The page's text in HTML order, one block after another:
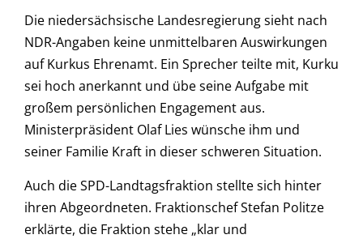
Die niedersächsische Landesregierung sieht nach
NDR-Angaben keine unmittelbaren Auswirkungen
auf Kurkus Ehrenamt. Ein Sprecher teilte mit, Kurku
sei hoch anerkannt und übe seine Aufgabe mit
großem persönlichen Engagement aus.
Ministerpräsident Olaf Lies wünsche ihm und
seiner Familie Kraft in dieser schweren Situation.
Auch die SPD-Landtagsfraktion stellte sich hinter
ihren Abgeordneten. Fraktionschef Stefan Politze
erklärte, die Fraktion stehe „klar und